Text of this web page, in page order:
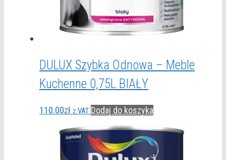
DULUX Szybka Odnowa – Meble
Kuchenne 0,75L BIAŁY
110.00zł z VAT Dodaj do koszyka